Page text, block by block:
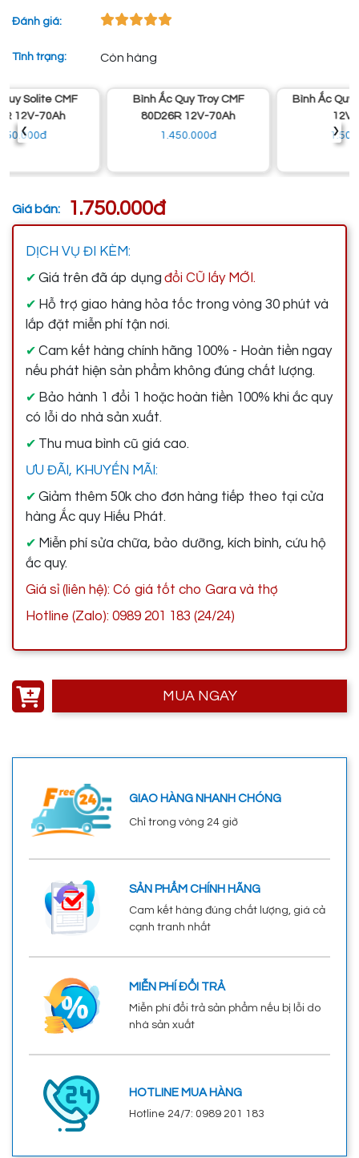
Đánh giá:
Tình trạng: Còn hàng
Bình Ắc Quy Troy CMF
80D26R 12V-70Ah
Bình Ắc Quy Delkor DF70L
‹ ›
Giá bán: 1.750.000đ
DỊCH VỤ ĐI KÈM:
✔ Giá trên đã áp dụng đổi CŨ lấy MỚI.
✔ Hỗ trợ giao hàng hỏa tốc trong vòng 30 phút và
lắp đặt miễn phí tận nơi.
✔ Cam kết hàng chính hãng 100% - Hoàn tiền ngay
nếu phát hiện sản phẩm không đúng chất lượng.
✔ Bảo hành 1 đổi 1 hoặc hoàn tiền 100% khi ắc quy
có lỗi do nhà sản xuất.
✔ Thu mua bình cũ giá cao.
ƯU ĐÃI, KHUYẾN MÃI:
✔ Giảm thêm 50k cho đơn hàng tiếp theo tại cửa
hàng Ắc quy Hiếu Phát.
✔ Miễn phí sửa chữa, bảo dưỡng, kích bình, cứu hộ
ắc quy.
Giá sỉ (liên hệ): Có giá tốt cho Gara và thợ
Hotline (Zalo): 0989 201 183 (24/24)
MUA NGAY
GIAO HÀNG NHANH CHÓNG
Chỉ trong vòng 24 giờ
SẢN PHẨM CHÍNH HÃNG
Cam kết hàng đúng chất lượng, giá cả
cạnh tranh nhất
MIỄN PHÍ ĐỔI TRẢ
Miễn phí đổi trả sản phẩm nếu bị lỗi do
nhà sản xuất
HOTLINE MUA HÀNG
Hotline 24/7: 0989 201 183